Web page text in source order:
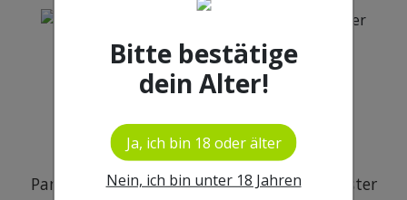
Bitte bestätige
dein Alter!
Ja, ich bin 18 oder älter
Nein, ich bin unter 18 Jahren
Paname Silikonschlauch - schwarz mit Muster